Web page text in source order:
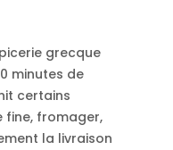
grecque
minutes de
certains
fine, fromager,
la livraison